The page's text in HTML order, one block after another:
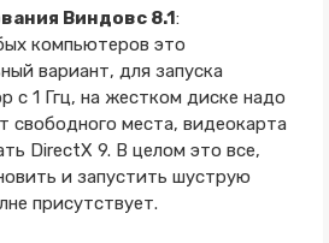
Виндовс 8.1:
компьютеров это
вариант, для запуска
с 1 Ггц, на жестком диске надо
свободного места, видеокарта
DirectX 9. В целом это все,
и запустить шуструю
присутствует.